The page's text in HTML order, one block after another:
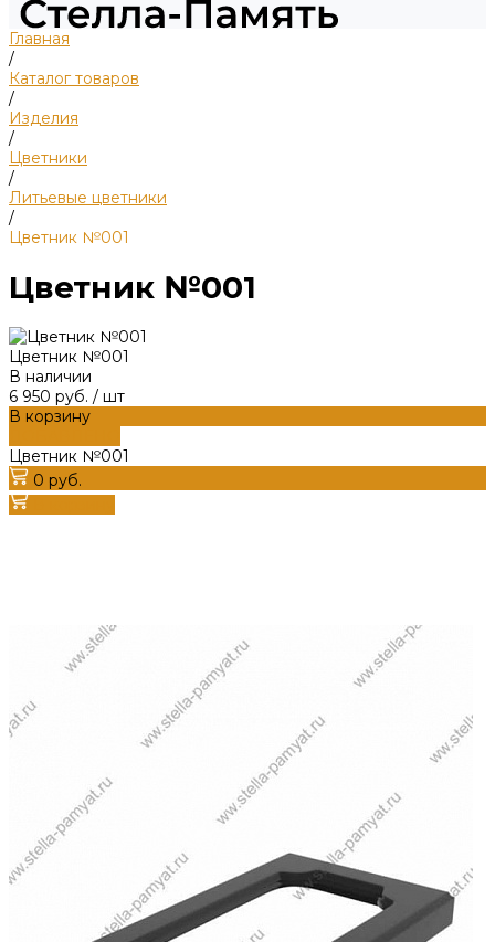
Главная
/
Каталог товаров
/
Изделия
/
Цветники
/
Литьевые цветники
/
Цветник №001
Цветник №001
Цветник №001
В наличии
6 950 руб. / шт
В корзину
Цветник №001
0 руб.